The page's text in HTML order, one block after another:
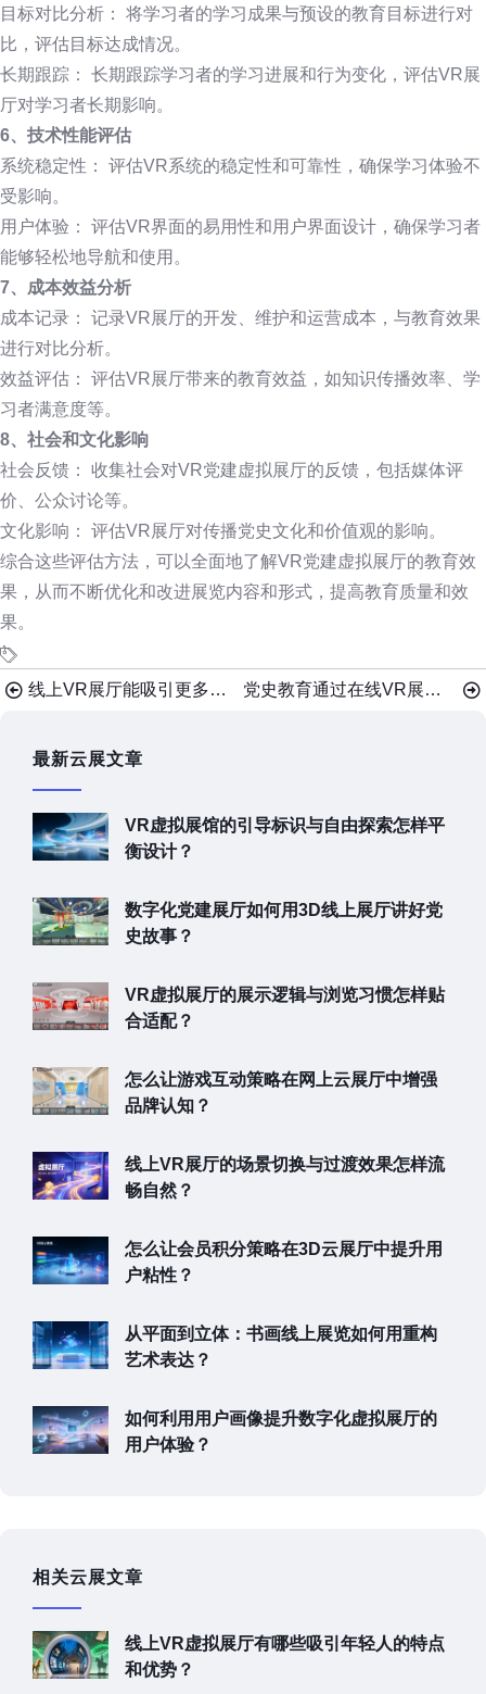
目标对比分析： 将学习者的学习成果与预设的教育目标进行对
比，评估目标达成情况。
长期跟踪： 长期跟踪学习者的学习进展和行为变化，评估VR展
厅对学习者长期影响。
6、技术性能评估
系统稳定性： 评估VR系统的稳定性和可靠性，确保学习体验不
受影响。
用户体验： 评估VR界面的易用性和用户界面设计，确保学习者
能够轻松地导航和使用。
7、成本效益分析
成本记录： 记录VR展厅的开发、维护和运营成本，与教育效果
进行对比分析。
效益评估： 评估VR展厅带来的教育效益，如知识传播效率、学
习者满意度等。
8、社会和文化影响
社会反馈： 收集社会对VR党建虚拟展厅的反馈，包括媒体评
价、公众讨论等。
文化影响： 评估VR展厅对传播党史文化和价值观的影响。
综合这些评估方法，可以全面地了解VR党建虚拟展厅的教育效
果，从而不断优化和改进展览内容和形式，提高教育质量和效
果。
线上VR展厅能吸引更多人参观吗？ 党史教育通过在线VR展厅有什么创新点？
最新云展文章
VR虚拟展馆的引导标识与自由探索怎样平
衡设计？
数字化党建展厅如何用3D线上展厅讲好党
史故事？
VR虚拟展厅的展示逻辑与浏览习惯怎样贴
合适配？
怎么让游戏互动策略在网上云展厅中增强
品牌认知？
线上VR展厅的场景切换与过渡效果怎样流
畅自然？
怎么让会员积分策略在3D云展厅中提升用
户粘性？
从平面到立体：书画线上展览如何用重构
艺术表达？
如何利用用户画像提升数字化虚拟展厅的
用户体验？
相关云展文章
线上VR虚拟展厅有哪些吸引年轻人的特点
和优势？